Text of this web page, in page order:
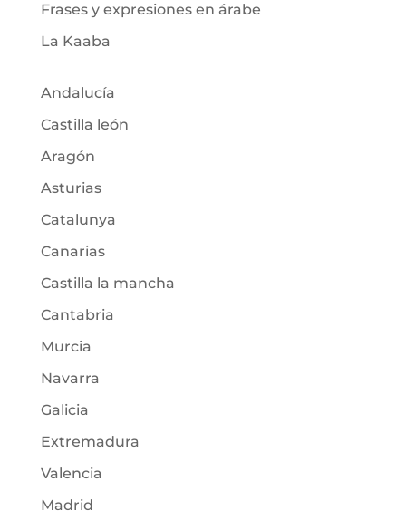
Frases y expresiones en árabe
La Kaaba
Andalucía
Castilla león
Aragón
Asturias
Catalunya
Canarias
Castilla la mancha
Cantabria
Murcia
Navarra
Galicia
Extremadura
Valencia
Madrid